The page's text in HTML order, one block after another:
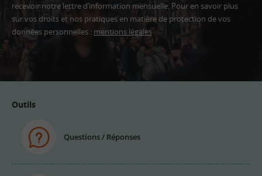
recevoir notre lettre d’information mensuelle. Pour en savoir plus
sur vos droits et nos pratiques en matière de protection de vos
données personnelles : mentions légales
Outils
Questions / Réponses